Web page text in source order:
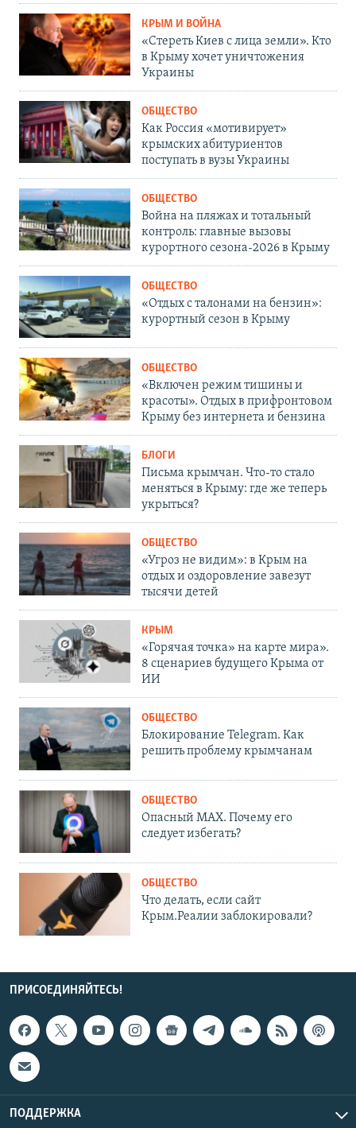
КРЫМ И ВОЙНА
«Стереть Киев с лица земли». Кто
в Крыму хочет уничтожения
Украины
ОБЩЕСТВО
Как Россия «мотивирует»
крымских абитуриентов
поступать в вузы Украины
ОБЩЕСТВО
Война на пляжах и тотальный
контроль: главные вызовы
курортного сезона-2026 в Крыму
ОБЩЕСТВО
«Отдых с талонами на бензин»:
курортный сезон в Крыму
ОБЩЕСТВО
«Включен режим тишины и
красоты». Отдых в прифронтовом
Крыму без интернета и бензина
БЛОГИ
Письма крымчан. Что-то стало
меняться в Крыму: где же теперь
укрыться?
ОБЩЕСТВО
«Угроз не видим»: в Крым на
отдых и оздоровление завезут
тысячи детей
КРЫМ
«Горячая точка» на карте мира».
8 сценариев будущего Крыма от
ИИ
ОБЩЕСТВО
Блокирование Telegram. Как
решить проблему крымчанам
ОБЩЕСТВО
Опасный MAX. Почему его
следует избегать?
ОБЩЕСТВО
Что делать, если сайт
Крым.Реалии заблокировали?
ПРИСОЕДИНЯЙТЕСЬ!
ПОДДЕРЖКА